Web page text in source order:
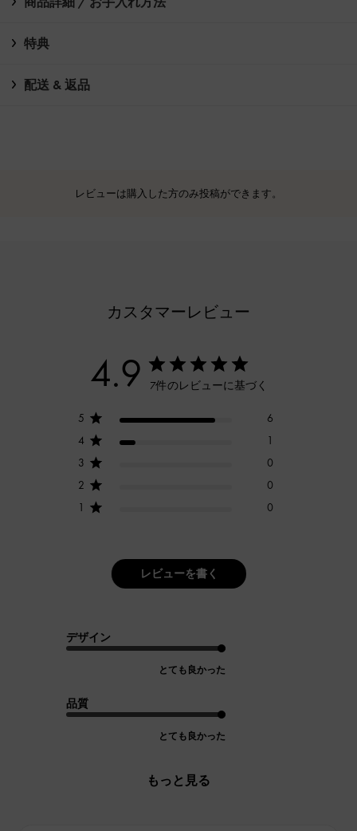
特典
配送 & 返品
レビューは購入した方のみ投稿ができます。
カスタマーレビュー
4.9 7件のレビューに基づく
5
6
4
1
3
0
2
0
1
0
レビューを書く
デザイン
とても良かった
品質
とても良かった
もっと見る